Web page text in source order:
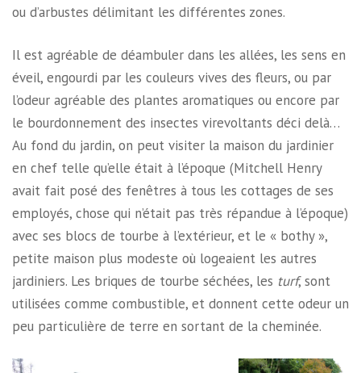
ou d’arbustes délimitant les différentes zones.
Il est agréable de déambuler dans les allées, les sens en
éveil, engourdi par les couleurs vives des fleurs, ou par
l’odeur agréable des plantes aromatiques ou encore par
le bourdonnement des insectes virevoltants déci delà…
Au fond du jardin, on peut visiter la maison du jardinier
en chef telle qu’elle était à l’époque (Mitchell Henry
avait fait posé des fenêtres à tous les cottages de ses
employés, chose qui n’était pas très répandue à l’époque)
avec ses blocs de tourbe à l’extérieur, et le « bothy »,
petite maison plus modeste où logeaient les autres
jardiniers. Les briques de tourbe séchées, les turf, sont
utilisées comme combustible, et donnent cette odeur un
peu particulière de terre en sortant de la cheminée.